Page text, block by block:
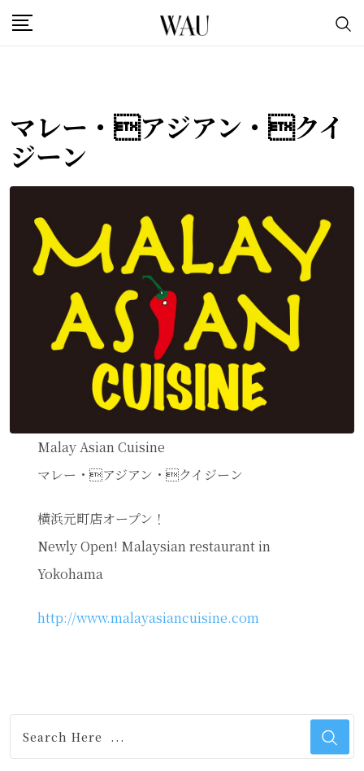
Skip
マレー・アジアン・クイ
ジーン
Malay Asian Cuisine
マレー・アジアン・クイジーン
横浜元町店オープン！
Newly Open! Malaysian restaurant in
Yokohama
http://www.malayasiancuisine.com